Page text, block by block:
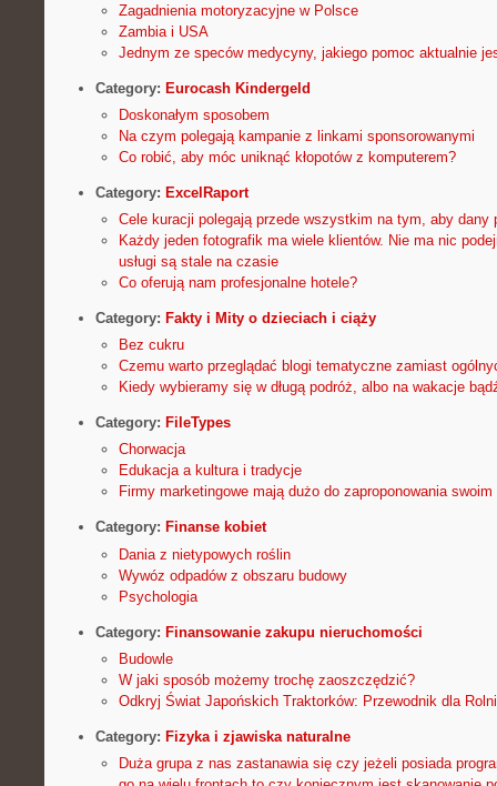
Zagadnienia motoryzacyjne w Polsce
Zambia i USA
Jednym ze speców medycyny, jakiego pomoc aktualnie
Category: Eurocash Kindergeld
Doskonałym sposobem
Na czym polegają kampanie z linkami sponsorowanymi
Co robić, aby móc uniknąć kłopotów z komputerem?
Category: ExcelRaport
Cele kuracji polegają przede wszystkim na tym, aby dany
Każdy jeden fotografik ma wiele klientów. Nie ma nic
usługi są stale na czasie
Co oferują nam profesjonalne hotele?
Category: Fakty i Mity o dzieciach i ciąży
Bez cukru
Czemu warto przeglądać blogi tematyczne zamiast
Kiedy wybieramy się w długą podróż, albo na wakacje
Category: FileTypes
Chorwacja
Edukacja a kultura i tradycje
Firmy marketingowe mają dużo do zaproponowania
Category: Finanse kobiet
Dania z nietypowych roślin
Wywóz odpadów z obszaru budowy
Psychologia
Category: Finansowanie zakupu nieruchomości
Budowle
W jaki sposób możemy trochę zaoszczędzić?
Odkryj Świat Japońskich Traktorków: Przewodnik dla
Category: Fizyka i zjawiska naturalne
Duża grupa z nas zastanawia się czy jeżeli posiada